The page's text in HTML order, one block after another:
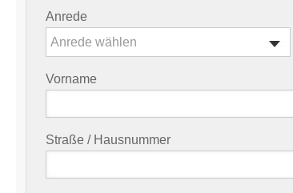
Anrede
Anrede wählen
Vorname
Straße / Hausnummer